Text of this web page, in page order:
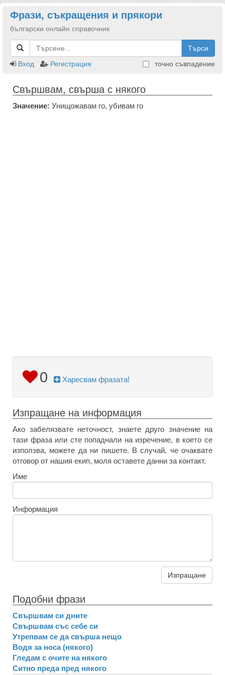
Фрази, съкращения и прякори
български онлайн справочник
Търси
Вход
Регистрация точно съвпадение
Свършвам, свърша с някого
Значение: Унищожавам го, убивам го
0 Харесвам фразата!
Изпращане на информация
Ако забелязвате неточност, знаете друго значение на
тази фраза или сте попаднали на изречение, в което се
използва, можете да ни пишете. В случай, че очаквате
отговор от нашия екип, моля оставете данни за контакт.
Име
Информация
Изпращане
Подобни фрази
Свършвам си дните
Свършвам със себе си
Утрепвам се да свърша нещо
Водя за носа (някого)
Гледам с очите на някого
Ситно преда пред някого